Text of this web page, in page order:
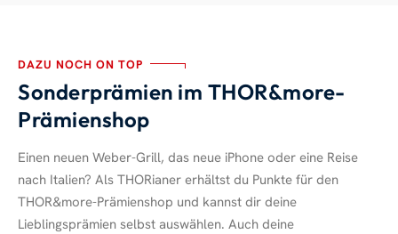
DAZU NOCH ON TOP
Sonderprämien im THOR&more-
Prämienshop
Einen neuen Weber-Grill, das neue iPhone oder eine Reise
nach Italien? Als THORianer erhältst du Punkte für den
THOR&more-Prämienshop und kannst dir deine
Lieblingsprämien selbst auswählen. Auch deine